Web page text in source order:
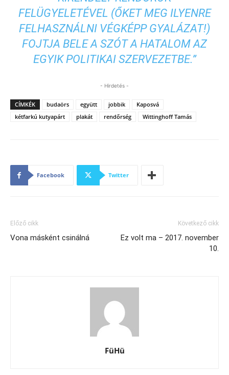
FELÜGYELETÉVEL (ŐKET MEG ILYENRE
FELHASZNÁLNI VÉGKÉPP GYALÁZAT!)
FOJTJA BELE A SZÓT A HATALOM AZ
EGYIK POLITIKAI SZERVEZETBE.”
- Hirdetés -
CÍMKÉK budaörs együtt jobbik
Kaposvá
kétfarkú kutyapárt
plakát rendőrség Wittinghoff Tamás
Facebook Twitter
Előző cikk
Vona másként csinálná
Következő cikk
Ez volt ma – 2017. november
10.
FüHü